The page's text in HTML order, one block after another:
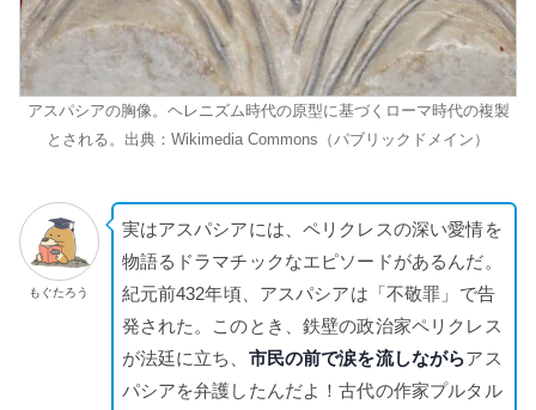
アスパシアの胸像。ヘレニズム時代の原型に基づくローマ時代の複製
とされる。出典：Wikimedia Commons（パブリックドメイン）
もぐたろう
実はアスパシアには、ペリクレスの深い愛情を
物語るドラマチックなエピソードがあるんだ。
紀元前432年頃、アスパシアは「不敬罪」で告
発された。このとき、鉄壁の政治家ペリクレス
が法廷に立ち、 市民の前で涙を流しながらアス
パシアを弁護したんだよ！古代の作家プルタル